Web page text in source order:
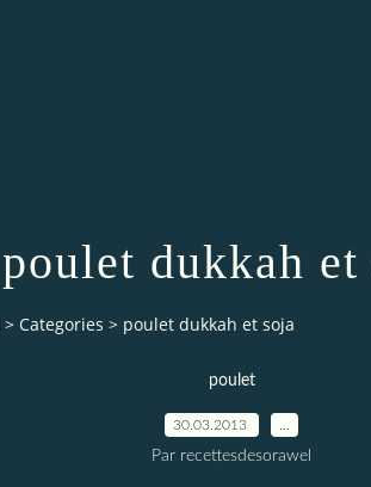
poulet dukkah et
> Categories > poulet dukkah et soja
poulet
30.03.2013
Par recettesdesorawel